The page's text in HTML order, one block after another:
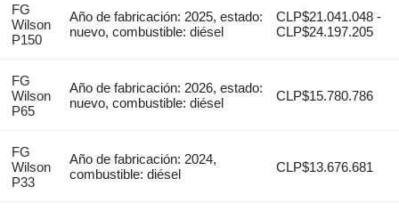
FG
Wilson
P150
Año de fabricación: 2025, estado:
nuevo, combustible: diésel
CLP$21.041.048 -
CLP$24.197.205
FG
Wilson
P65
Año de fabricación: 2026, estado:
nuevo, combustible: diésel
CLP$15.780.786
FG
Wilson
P33
Año de fabricación: 2024,
combustible: diésel
CLP$13.676.681